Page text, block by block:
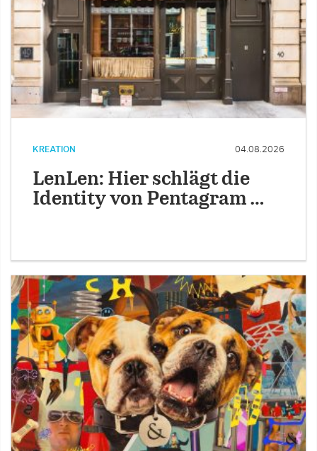
KREATION 04.08.2026
LenLen: Hier schlägt die
Identity von Pentagram …